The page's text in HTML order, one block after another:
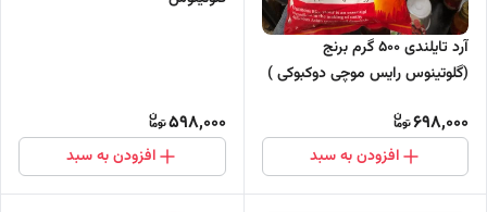
آرد تایلندی 500 گرم برنج
(گلوتینوس رایس موچی دوکبوکی )
698,000
افزودن به سبد
598,000
افزودن به سبد